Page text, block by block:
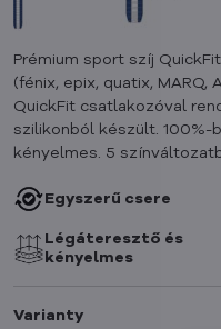
Prémium sport szíj
(fénix, epix, quatix, MARQ,
QuickFit csatlakozóval
szilikonból készült. 100%-
kényelmes. 5
Egyszerű csere
Légáteresztő és
kényelmes